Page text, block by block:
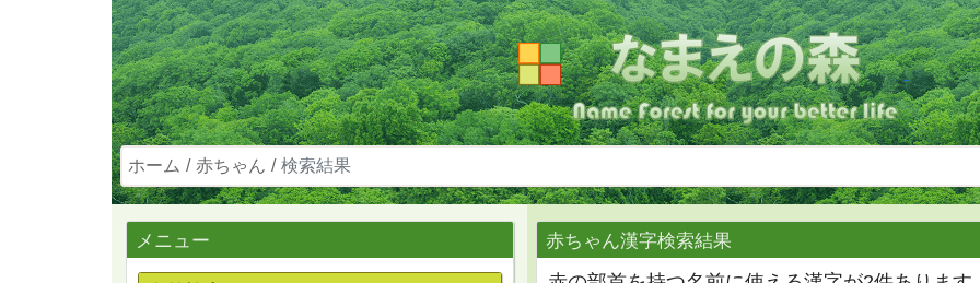
ホーム 赤ちゃん 検索結果
メニュー 赤ちゃん漢字検索結果